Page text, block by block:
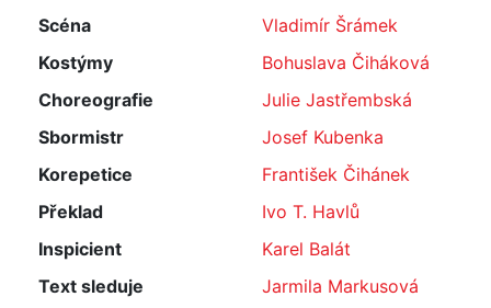
Scéna
Vladimír Šrámek
Kostýmy
Bohuslava Čiháková
Choreografie
Julie Jastřembská
Sbormistr
Josef Kubenka
Korepetice
František Čihánek
Překlad
Ivo T. Havlů
Inspicient
Karel Balát
Text sleduje
Jarmila Markusová